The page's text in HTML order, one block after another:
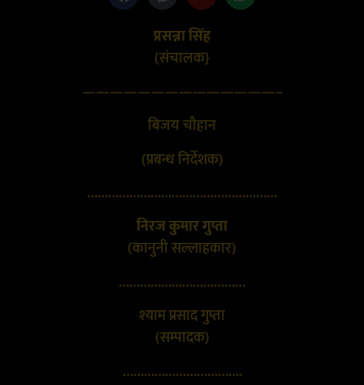
प्रसन्ना सिंह
(संचालक}
——————————————–
बिजय चौहान
(प्रबन्ध निर्देशक)
………………………………………………
निरज कुमार गुप्ता
(कानुनी सल्लाहकार)
………………………………
श्याम प्रसाद गुप्ता
(सम्पादक)
…………………………….